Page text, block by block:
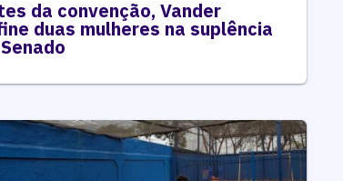
da convenção, Vander
duas mulheres na suplência